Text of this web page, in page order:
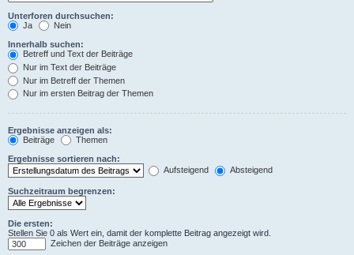
Unterforen durchsuchen:
Ja
Nein
Innerhalb suchen:
Betreff und Text der Beiträge
Nur im Text der Beiträge
Nur im Betreff der Themen
Nur im ersten Beitrag der Themen
Ergebnisse anzeigen als:
Beiträge
Themen
Ergebnisse sortieren nach:
Aufsteigend
Absteigend
Suchzeitraum begrenzen:
Die ersten:
Stellen Sie 0 als Wert ein, damit der komplette Beitrag angezeigt wird.
Zeichen der Beiträge anzeigen